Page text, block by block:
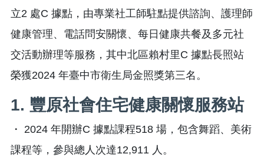
立2 處C 據點，由專業社工師駐點提供諮詢、護理師
健康管理、電話問安關懷、每日健康共餐及多元社
交活動辦理等服務，其中北區賴村里C 據點長照站
榮獲2024 年臺中市衛生局金照獎第三名。
1. 豐原社會住宅健康關懷服務站
・ 2024 年開辦C 據點課程518 場，包含舞蹈、美術
課程等，參與總人次達12,911 人。